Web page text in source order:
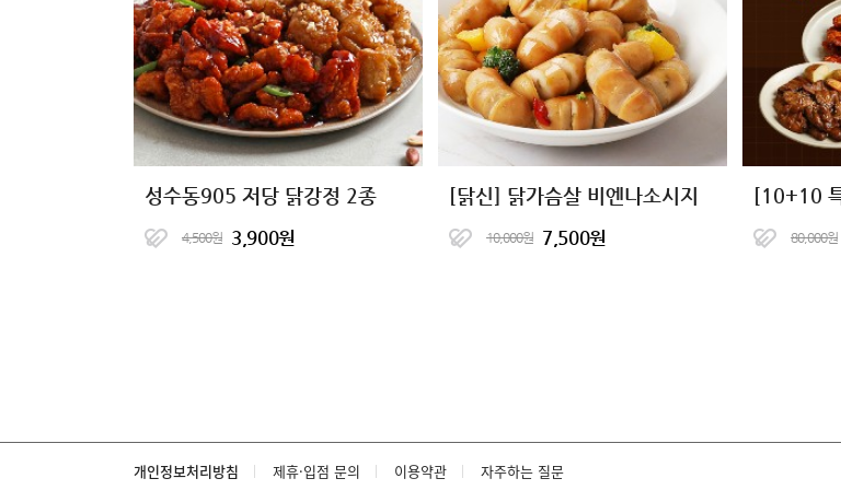
성수동905 저당 닭강정 2종
4,500원 3,900원
[닭신] 닭가슴살 비엔나소시지
10,000원 7,500원 80,000원
개인정보처리방침 제휴·입점 문의 이용약관 자주하는 질문